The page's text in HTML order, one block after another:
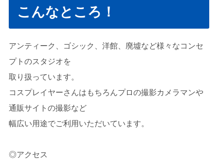
こんなところ！
アンティーク、ゴシック、洋館、廃墟など様々なコンセ
プトのスタジオを
取り扱っています。
コスプレイヤーさんはもちろんプロの撮影カメラマンや
通販サイトの撮影など
幅広い用途でご利用いただいています。
◎アクセス